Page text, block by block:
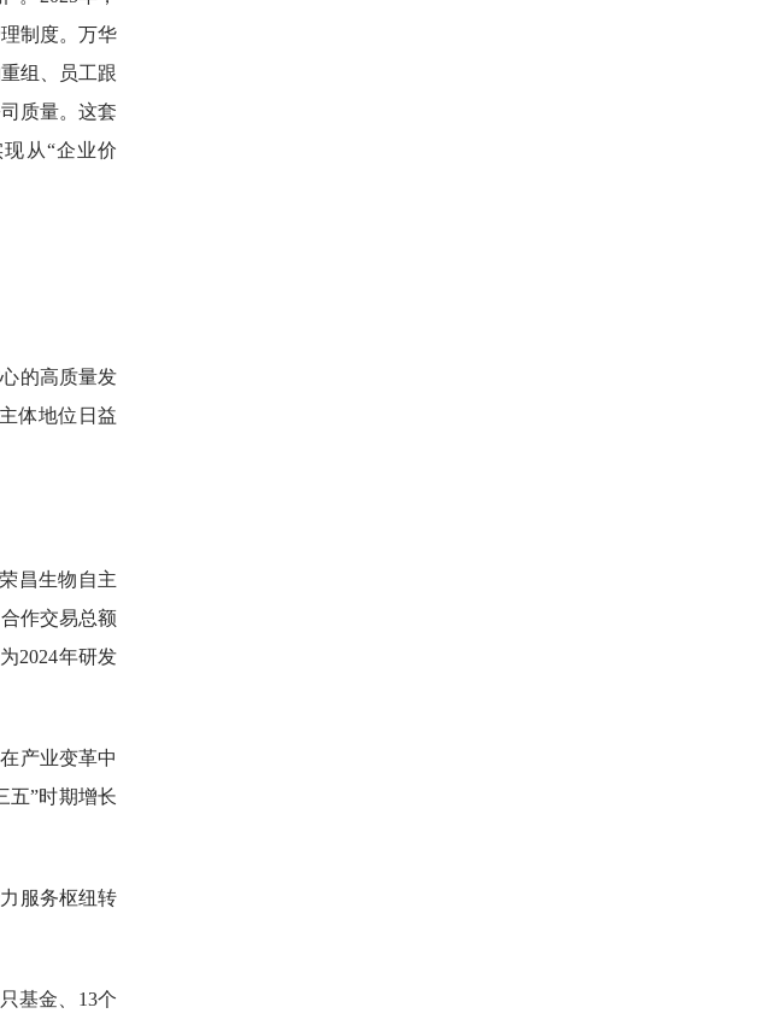
制度。万华
组、员工跟
质量。这套
从“企业价
的高质量发
体地位日益
昌生物自主
作交易总额
2024年研发
产业变革中
五”时期增长
服务枢纽转
基金、13个